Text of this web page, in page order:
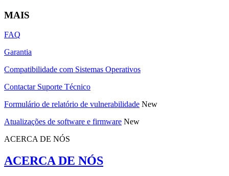
MAIS
FAQ
Garantia
Compatibilidade com Sistemas Operativos
Contactar Suporte Técnico
Formulário de relatório de vulnerabilidade New
Atualizações de software e firmware New
ACERCA DE NÓS
ACERCA DE NÓS